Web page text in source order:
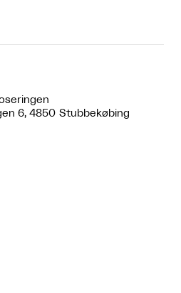
6, 4850 Stubbekøbing